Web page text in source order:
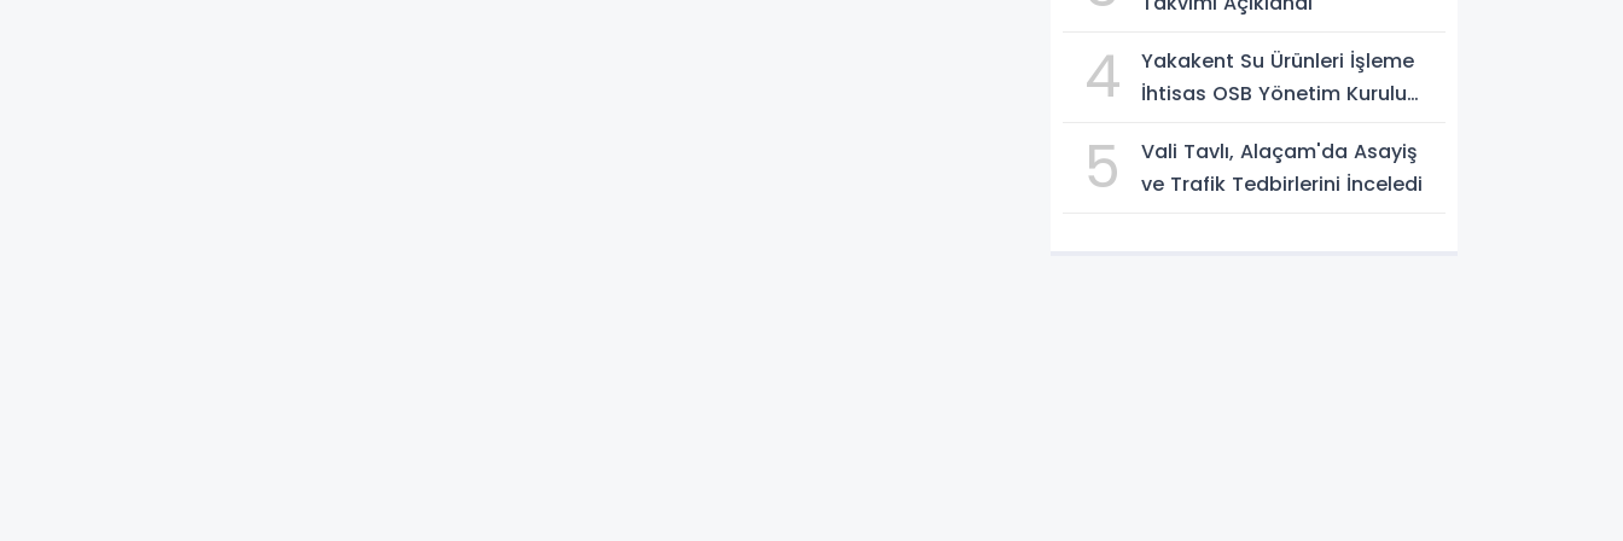
4
Yakakent Su Ürünleri İşleme
İhtisas OSB Yönetim Kurulu
5
Vali Tavlı, Alaçam'da Asayiş
ve Trafik Tedbirlerini İnceledi